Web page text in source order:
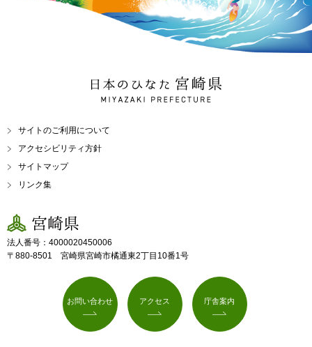
日本のひなた 宮崎県
MIYAZAKI PREFECTURE
サイトのご利用について
アクセシビリティ方針
サイトマップ
リンク集
宮崎県
法人番号：4000020450006
〒880-8501 宮崎県宮崎市橘通東2丁目10番1号
お問い合わせ アクセス 庁舎案内